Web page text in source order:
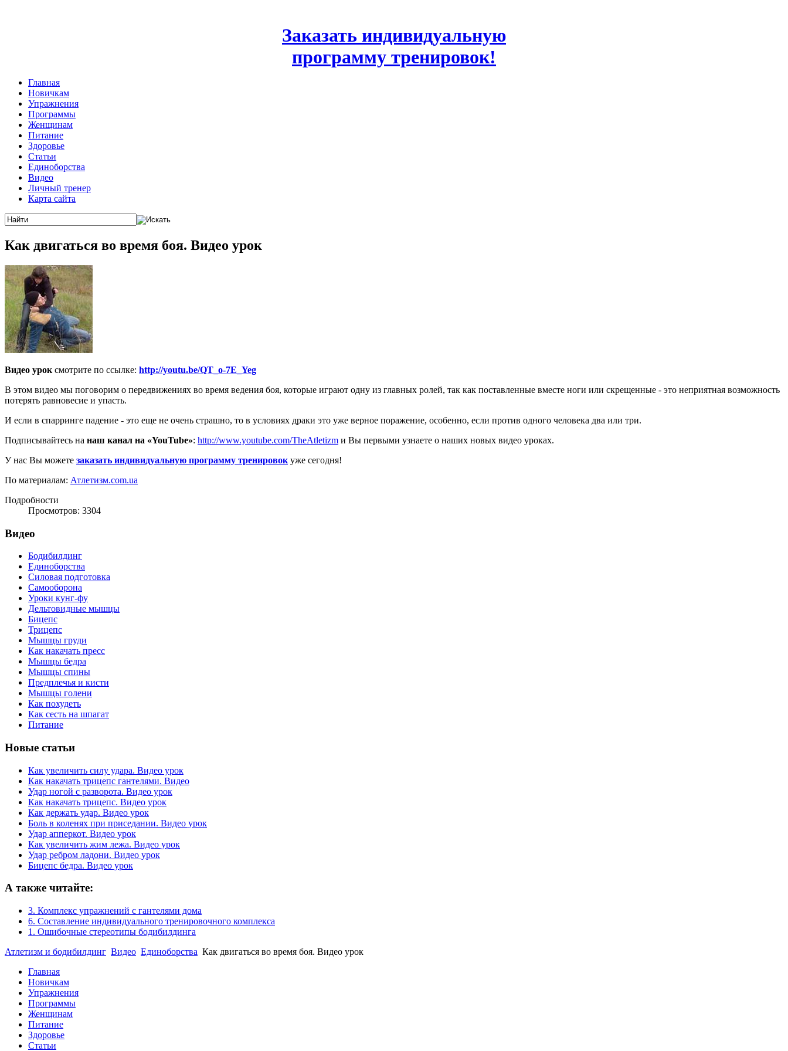
Заказать индивидуальную
программу тренировок!
Главная
Новичкам
Упражнения
Программы
Женщинам
Питание
Здоровье
Статьи
Единоборства
Видео
Личный тренер
Карта сайта
Как двигаться во время боя. Видео урок
Видео урок смотрите по ссылке: http://youtu.be/QT_o-7E_Yeg
В этом видео мы поговорим о передвижениях во время ведения боя, которые играют одну из главных ролей, так как поставленные вместе ноги или скрещенные - это неприятная возможность
потерять равновесие и упасть.
И если в спарринге падение - это еще не очень страшно, то в условиях драки это уже верное поражение, особенно, если против одного человека два или три.
Подписывайтесь на наш канал на «YouTube»: http://www.youtube.com/TheAtletizm и Вы первыми узнаете о наших новых видео уроках.
У нас Вы можете заказать индивидуальную программу тренировок уже сегодня!
По материалам: Атлетизм.com.ua
Подробности
Просмотров: 3304
Видео
Бодибилдинг
Единоборства
Силовая подготовка
Самооборона
Уроки кунг-фу
Дельтовидные мышцы
Бицепс
Трицепс
Мышцы груди
Как накачать пресс
Мышцы бедра
Мышцы спины
Предплечья и кисти
Мышцы голени
Как похудеть
Как сесть на шпагат
Питание
Новые статьи
Как увеличить силу удара. Видео урок
Как накачать трицепс гантелями. Видео
Удар ногой с разворота. Видео урок
Как накачать трицепс. Видео урок
Как держать удар. Видео урок
Боль в коленях при приседании. Видео урок
Удар апперкот. Видео урок
Как увеличить жим лежа. Видео урок
Удар ребром ладони. Видео урок
Бицепс бедра. Видео урок
А также читайте:
3. Комплекс упражнений с гантелями дома
6. Составление индивидуального тренировочного комплекса
1. Ошибочные стереотипы бодибилдинга
Атлетизм и бодибилдинг Видео Единоборства Как двигаться во время боя. Видео урок
Главная
Новичкам
Упражнения
Программы
Женщинам
Питание
Здоровье
Статьи